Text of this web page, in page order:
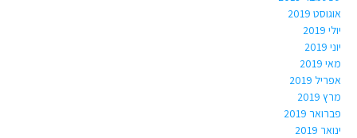
אוגוסט 2019
יולי 2019
יוני 2019
מאי 2019
אפריל 2019
מרץ 2019
פברואר 2019
ינואר 2019